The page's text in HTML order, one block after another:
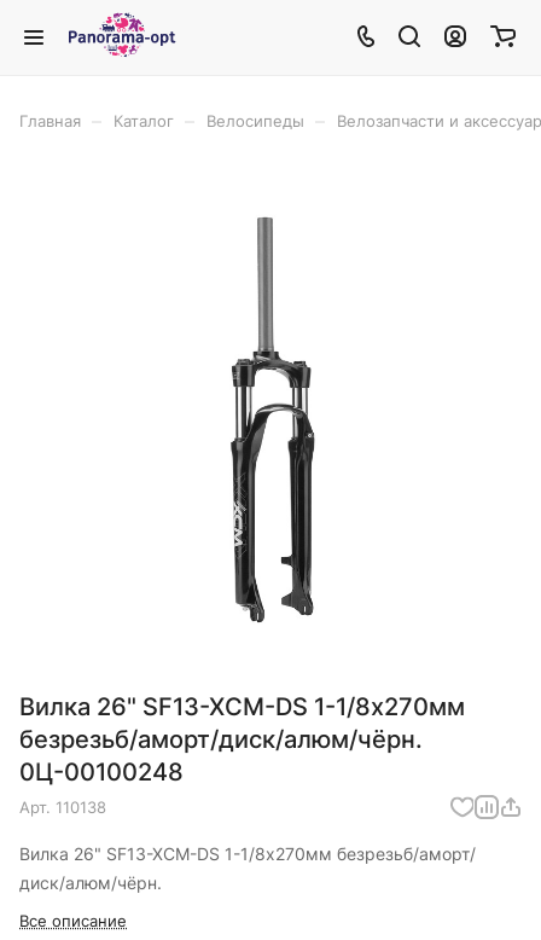
Главная Каталог Велосипеды Велозапчасти и
Вилка 26" SF13-XCM-DS 1-1/8х270мм
безрезьб/аморт/диск/алюм/чёрн.
0Ц-00100248
Арт. 110138
Вилка 26" SF13-XCM-DS 1-1/8х270мм безрезьб/аморт/
диск/алюм/чёрн.
Все описание